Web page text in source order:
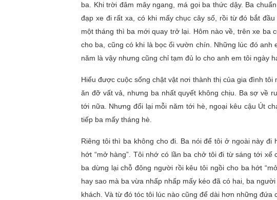
ba. Khi trời đâm mây ngang, má gọi ba thức dậy. Ba
đạp xe đi rất xa, có khi mấy chục cây số, rồi từ đó bắt
một tháng thì ba mới quay trở lại. Hôm nào về, trên xe
cho ba, cũng có khi là bọc ổi vườn chín. Những lúc đó
năm là vậy nhưng cũng chỉ tạm đủ lo cho anh em tôi ngày
Hiểu được cuộc sống chật vật nơi thành thị của gia đình
ăn đỡ vất vả, nhưng ba nhất quyết không chịu. Ba sợ về
tới nữa. Nhưng đổi lại mỗi năm tới hè, ngoại kêu cậu Út
tiếp ba mấy tháng hè.
Riêng tôi thì ba không cho đi. Ba nói để tôi ở ngoài này
hớt “mở hàng”. Tôi nhớ có lần ba chở tôi đi từ sáng tới
ba dừng lại chỗ đông người rồi kêu tôi ngồi cho ba hớt
hay sao mà ba vừa nhấp nhấp mấy kéo đã có hai, ba
khách. Và từ đó tóc tôi lúc nào cũng để dài hơn những